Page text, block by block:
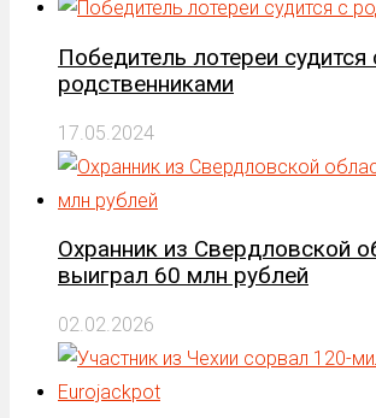
Победитель лотереи судится
родственниками
17.05.2024
Охранник из Свердловской
выиграл 60 млн рублей
02.02.2026